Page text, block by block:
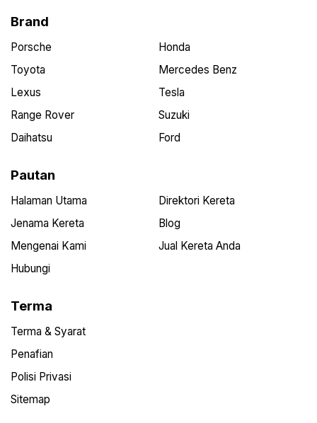
Brand
Porsche
Honda
Toyota
Mercedes Benz
Lexus
Tesla
Range Rover
Suzuki
Daihatsu
Ford
Pautan
Halaman Utama
Direktori Kereta
Jenama Kereta
Blog
Mengenai Kami
Jual Kereta Anda
Hubungi
Terma
Terma & Syarat
Penafian
Polisi Privasi
Sitemap